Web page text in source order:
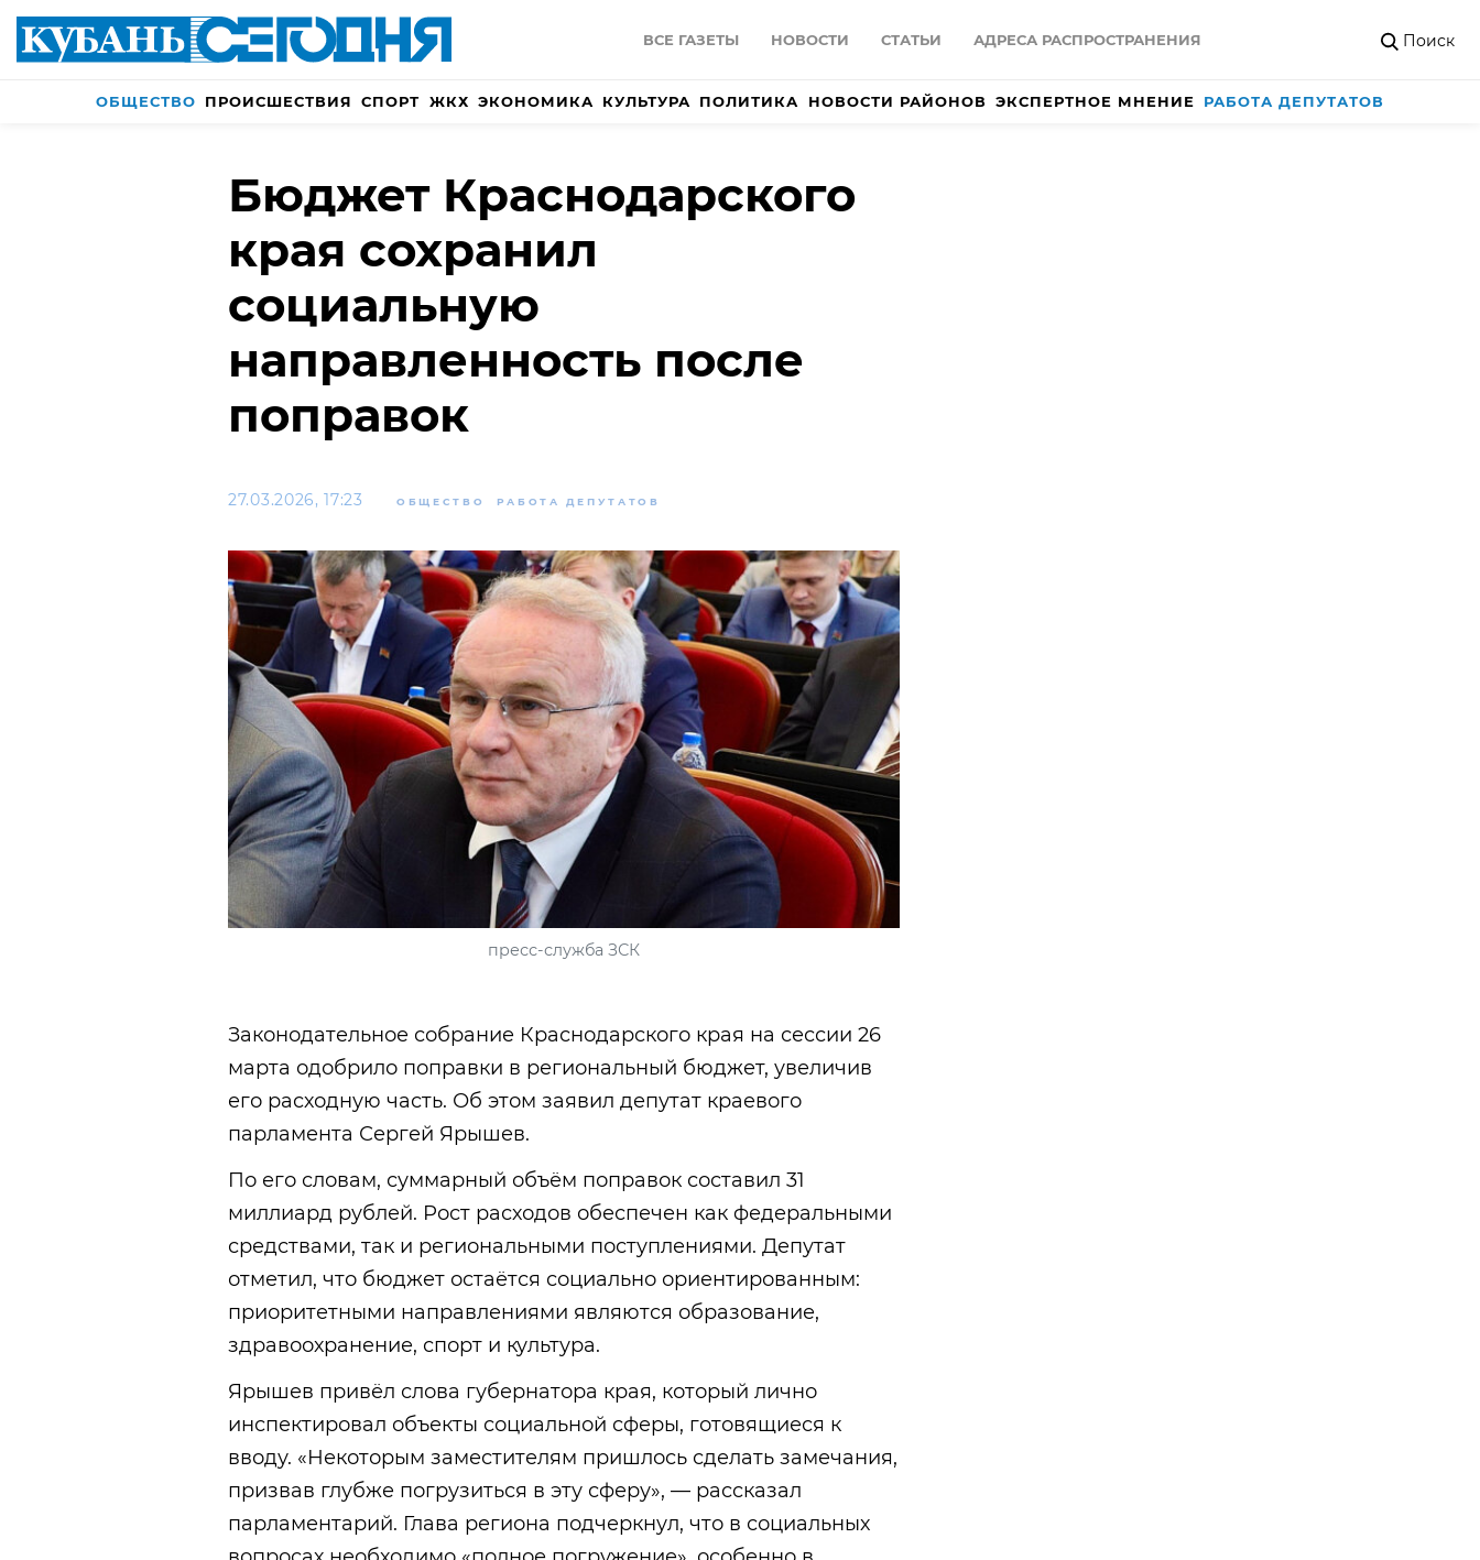
ВСЕ ГАЗЕТЫ НОВОСТИ СТАТЬИ АДРЕСА РАСПРОСТРАНЕНИЯ Поиск
ОБЩЕСТВО ПРОИСШЕСТВИЯ СПОРТ ЖКХ ЭКОНОМИКА КУЛЬТУРА ПОЛИТИКА НОВОСТИ РАЙОНОВ ЭКСПЕРТНОЕ МНЕНИЕ РАБОТА ДЕПУТАТОВ
Бюджет Краснодарского
края сохранил
социальную
направленность после
поправок
27.03.2026, 17:23 ОБЩЕСТВО РАБОТА ДЕПУТАТОВ
пресс-служба ЗСК
Законодательное собрание Краснодарского края на сессии 26
марта одобрило поправки в региональный бюджет, увеличив
его расходную часть. Об этом заявил депутат краевого
парламента Сергей Ярышев.
По его словам, суммарный объём поправок составил 31
миллиард рублей. Рост расходов обеспечен как федеральными
средствами, так и региональными поступлениями. Депутат
отметил, что бюджет остаётся социально ориентированным:
приоритетными направлениями являются образование,
здравоохранение, спорт и культура.
Ярышев привёл слова губернатора края, который лично
инспектировал объекты социальной сферы, готовящиеся к
вводу. «Некоторым заместителям пришлось сделать замечания,
призвав глубже погрузиться в эту сферу», — рассказал
парламентарий. Глава региона подчеркнул, что в социальных